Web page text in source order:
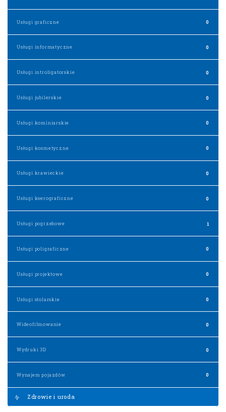
Usługi graficzne 0
Usługi informatyczne 0
Usługi introligatorskie 0
Usługi jubilerskie 0
Usługi kominiarskie 0
Usługi kosmetyczne 0
Usługi krawieckie 0
Usługi kserograficzne 0
Usługi pogrzebowe 1
Usługi poligraficzne 0
Usługi projektowe 0
Usługi stolarskie 0
Wideofilmowanie 0
Wydruki 3D 0
Wynajem pojazdów 0
Zdrowie i uroda